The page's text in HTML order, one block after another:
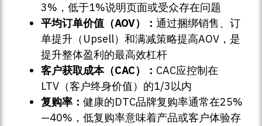
3%，低于1%说明页面或受众存在问题
平均订单价值（AOV）： 通过捆绑销售、订
单提升（Upsell）和满减策略提高AOV，是
提升整体盈利的最高效杠杆
客户获取成本（CAC）： CAC应控制在
LTV（客户终身价值）的1/3以内
复购率： 健康的DTC品牌复购率通常在25%
—40%，低复购率意味着产品或客户体验存